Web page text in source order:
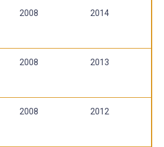
2008 2014
2008 2013
2008 2012